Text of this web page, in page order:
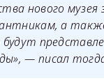
нового
а
— писал